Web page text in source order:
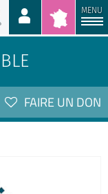
MENU
FAIRE UN DON